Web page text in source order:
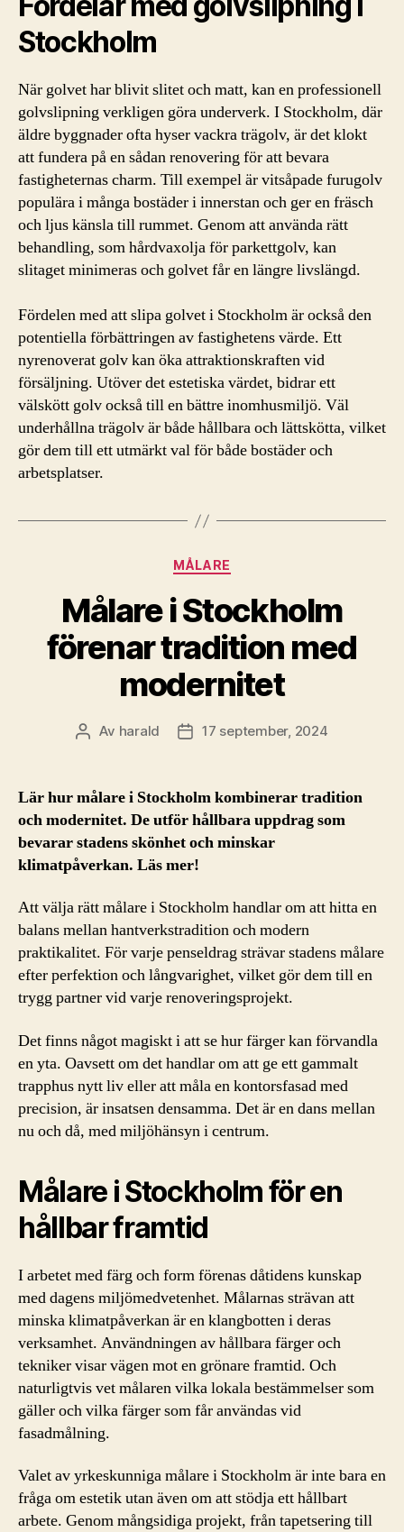
Stockholm
När golvet har blivit slitet och matt, kan en professionell
golvslipning verkligen göra underverk. I Stockholm, där
äldre byggnader ofta hyser vackra trägolv, är det klokt
att fundera på en sådan renovering för att bevara
fastigheternas charm. Till exempel är vitsåpade furugolv
populära i många bostäder i innerstan och ger en fräsch
och ljus känsla till rummet. Genom att använda rätt
behandling, som hårdvaxolja för parkettgolv, kan
slitaget minimeras och golvet får en längre livslängd.
Fördelen med att slipa golvet i Stockholm är också den
potentiella förbättringen av fastighetens värde. Ett
nyrenoverat golv kan öka attraktionskraften vid
försäljning. Utöver det estetiska värdet, bidrar ett
välskött golv också till en bättre inomhusmiljö. Väl
underhållna trägolv är både hållbara och lättskötta, vilket
gör dem till ett utmärkt val för både bostäder och
arbetsplatser.
Kategorier
MÅLARE
Målare i Stockholm
förenar tradition med
modernitet
Inläggsförfattare
Av harald Inläggsdatum
17 september, 2024
Lär hur målare i Stockholm kombinerar tradition
och modernitet. De utför hållbara uppdrag som
bevarar stadens skönhet och minskar
klimatpåverkan. Läs mer!
Att välja rätt målare i Stockholm handlar om att hitta en
balans mellan hantverkstradition och modern
praktikalitet. För varje penseldrag strävar stadens målare
efter perfektion och långvarighet, vilket gör dem till en
trygg partner vid varje renoveringsprojekt.
Det finns något magiskt i att se hur färger kan förvandla
en yta. Oavsett om det handlar om att ge ett gammalt
trapphus nytt liv eller att måla en kontorsfasad med
precision, är insatsen densamma. Det är en dans mellan
nu och då, med miljöhänsyn i centrum.
Målare i Stockholm för en
hållbar framtid
I arbetet med färg och form förenas dåtidens kunskap
med dagens miljömedvetenhet. Målarnas strävan att
minska klimatpåverkan är en klangbotten i deras
verksamhet. Användningen av hållbara färger och
tekniker visar vägen mot en grönare framtid. Och
naturligtvis vet målaren vilka lokala bestämmelser som
gäller och vilka färger som får användas vid
fasadmålning.
Valet av yrkeskunniga målare i Stockholm är inte bara en
fråga om estetik utan även om att stödja ett hållbart
arbete. Genom mångsidiga projekt, från tapetsering till